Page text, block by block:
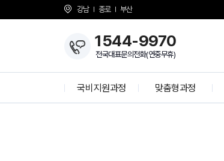
강남 종로 부산
1544-9970
전국대표문의전화(연중무휴)
국비지원과정 맞춤형과정